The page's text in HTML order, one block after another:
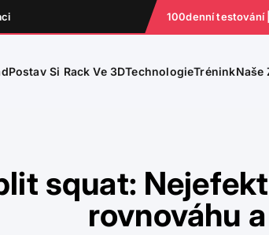
100denní testování
Postav Si Rack Ve 3DTechnologieTréninkNaše
squat:
rovnováhu